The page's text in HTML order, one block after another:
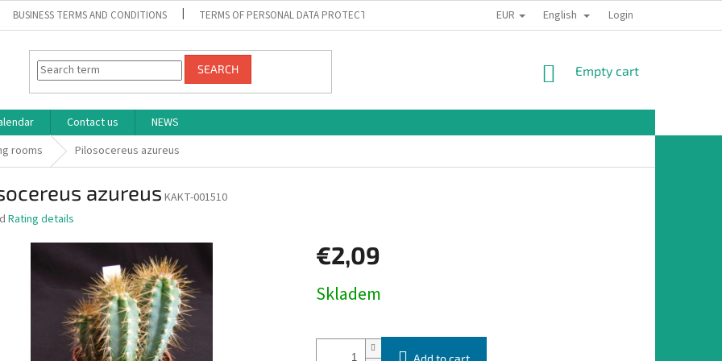
BUSINESS TERMS AND CONDITIONS TERMS OF PERSONAL DATA PROTECTION EUR English Login
SEARCH
SHOPPING
Empty cart
Contact us
NEWS
rooms Pilosocereus azureus
azureus KAKT-001510
Rating details
€2,09
price:
Skladem